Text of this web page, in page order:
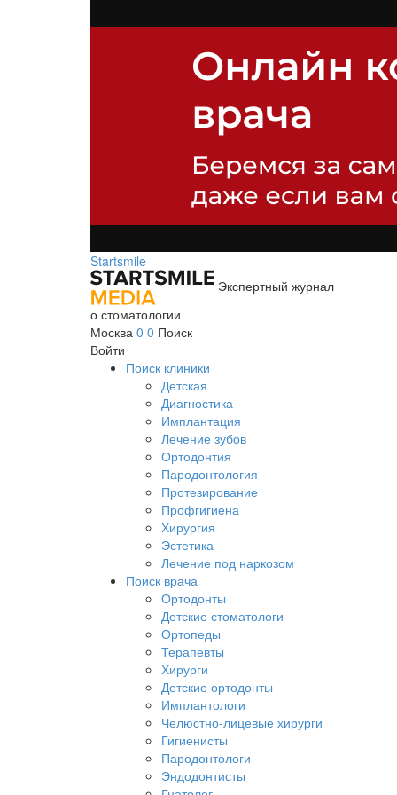
Startsmile
Экспертный журнал
о стоматологии
Москва 0 0 Поиск
Войти
Поиск клиники
Детская
Диагностика
Имплантация
Лечение зубов
Ортодонтия
Пародонтология
Протезирование
Профгигиена
Хирургия
Эстетика
Лечение под наркозом
Поиск врача
Ортодонты
Детские стоматологи
Ортопеды
Терапевты
Хирурги
Детские ортодонты
Имплантологи
Челюстно-лицевые хирурги
Гигиенисты
Пародонтологи
Эндодонтисты